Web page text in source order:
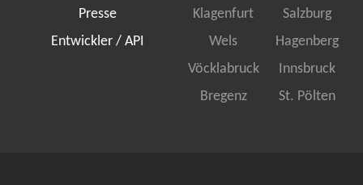
Presse
Entwickler / API
Klagenfurt
Salzburg
Wels
Hagenberg
Vöcklabruck
Innsbruck
Bregenz
St. Pölten